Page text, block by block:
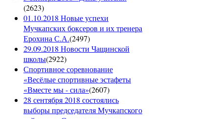
(2623)
01.10.2018 Новые успехи
Мучкапских боксеров и их тренера
Ерохина С.А.(2497)
29.09.2018 Новости Чащинской
школы(2922)
Спортивное соревнование
«Весёлые спортивные эстафеты
«Вместе мы - сила»(2607)
28 сентября 2018 состоялись
выборы председателя Мучкапского